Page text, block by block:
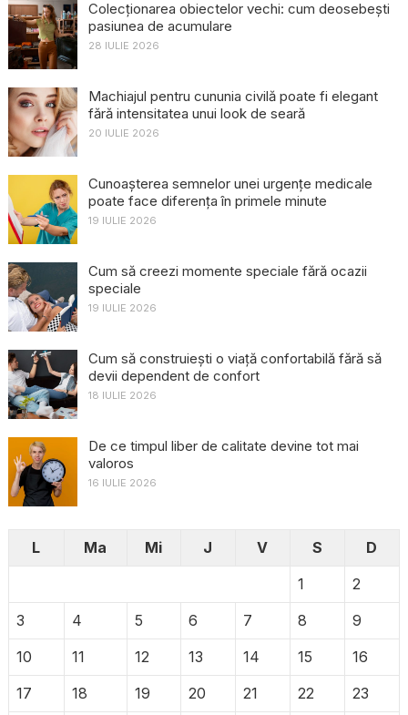
Colecționarea obiectelor vechi: cum deosebești
pasiunea de acumulare
28 IULIE 2026
Machiajul pentru cununia civilă poate fi elegant
fără intensitatea unui look de seară
20 IULIE 2026
Cunoașterea semnelor unei urgențe medicale
poate face diferența în primele minute
19 IULIE 2026
Cum să creezi momente speciale fără ocazii
speciale
19 IULIE 2026
Cum să construiești o viață confortabilă fără să
devii dependent de confort
18 IULIE 2026
De ce timpul liber de calitate devine tot mai
valoros
16 IULIE 2026
L Ma Mi J V S
D
1
2
3
4 5 6 7 8
9
10
11 12 13 14 15
16
17
18 19 20 21 22 23